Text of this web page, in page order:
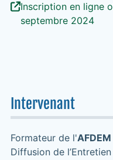
Inscription en ligne
septembre 2024
Intervenant
Formateur de l'AFDEM
Diffusion de